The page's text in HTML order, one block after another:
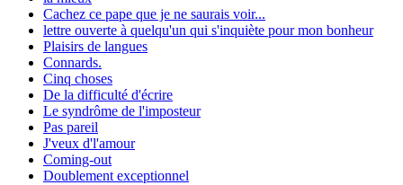
Cachez ce pape que je ne saurais voir...
lettre ouverte à quelqu'un qui s'inquiète pour mon bonheur
Plaisirs de langues
Connards.
Cinq choses
De la difficulté d'écrire
Le syndrôme de l'imposteur
Pas pareil
J'veux d'l'amour
Coming-out
Doublement exceptionnel